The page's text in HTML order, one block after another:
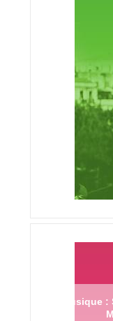
Musique